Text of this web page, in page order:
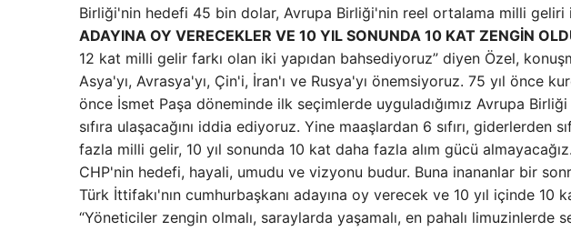
Birliği'nin hedefi 45 bin dolar, Avrupa Birliği'nin reel ortalama milli geliri
ADAYINA OY VERECEKLER VE 10 YIL SONUNDA 10 KAT ZENGİN
12 kat milli gelir farkı olan iki yapıdan bahsediyoruz” diyen Özel,
Asya'yı, Avrasya'yı, Çin'i, İran'ı ve Rusya'yı önemsiyoruz. 75 yıl önce
önce İsmet Paşa döneminde ilk seçimlerde uyguladığımız Avrupa
sıfıra ulaşacağını iddia ediyoruz. Yine maaşlardan 6 sıfırı, giderlerden
fazla milli gelir, 10 yıl sonunda 10 kat daha fazla alım gücü
CHP'nin hedefi, hayali, umudu ve vizyonu budur. Buna inananlar bir
Türk İttifakı'nın cumhurbaşkanı adayına oy verecek ve 10 yıl içinde 10
“Yöneticiler zengin olmalı, saraylarda yaşamalı, en pahalı limuzinlerde